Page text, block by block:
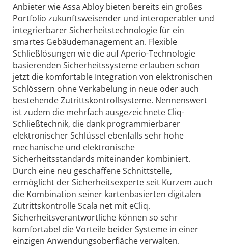
Anbieter wie Assa Abloy bieten bereits ein großes
Portfolio zukunftsweisender und interoperabler und
integrierbarer Sicherheitstechnologie für ein
smartes Gebäudemanagement an. Flexible
Schließlösungen wie die auf Aperio-Technologie
basierenden Sicherheitssysteme erlauben schon
jetzt die komfortable Integration von elektronischen
Schlössern ohne Verkabelung in neue oder auch
bestehende Zutrittskontrollsysteme. Nennenswert
ist zudem die mehrfach ausgezeichnete Cliq-
Schließtechnik, die dank programmierbarer
elektronischer Schlüssel ebenfalls sehr hohe
mechanische und elektronische
Sicherheitsstandards miteinander kombiniert.
Durch eine neu geschaffene Schnittstelle,
ermöglicht der Sicherheitsexperte seit Kurzem auch
die Kombination seiner kartenbasierten digitalen
Zutrittskontrolle Scala net mit eCliq.
Sicherheitsverantwortliche können so sehr
komfortabel die Vorteile beider Systeme in einer
einzigen Anwendungsoberfläche verwalten.